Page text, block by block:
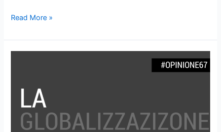
Le
del
futuro
globalizzato
Read More »